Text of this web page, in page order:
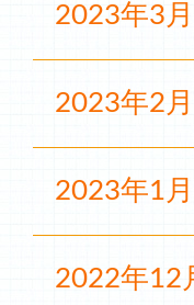
2023年3月
2023年2月
2023年1月
2022年12